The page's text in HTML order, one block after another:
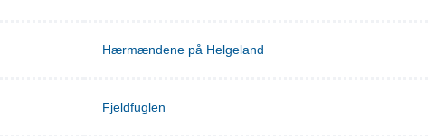
Hærmændene på Helgeland
Fjeldfuglen